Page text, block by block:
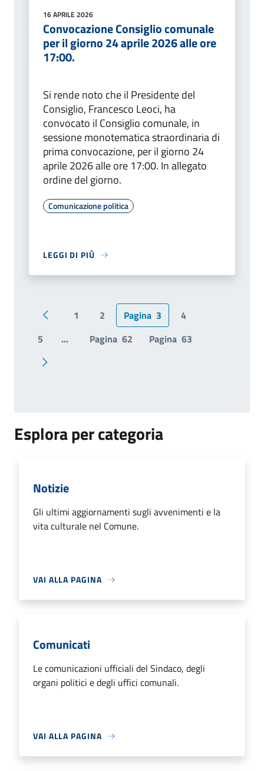
16 APRILE 2026
Convocazione Consiglio comunale
per il giorno 24 aprile 2026 alle ore
17:00.
Si rende noto che il Presidente del
Consiglio, Francesco Leoci, ha
convocato il Consiglio comunale, in
sessione monotematica straordinaria di
prima convocazione, per il giorno 24
aprile 2026 alle ore 17:00. In allegato
ordine del giorno.
Comunicazione politica
LEGGI DI PIÙ
Pagina precedente
1 2 Pagina 3
4
5
... Pagina 62 Pagina 63
Pagina successiva
Esplora per categoria
Notizie
Gli ultimi aggiornamenti sugli avvenimenti e la
vita culturale nel Comune.
VAI ALLA PAGINA
Comunicati
Le comunicazioni ufficiali del Sindaco, degli
organi politici e degli uffici comunali.
VAI ALLA PAGINA